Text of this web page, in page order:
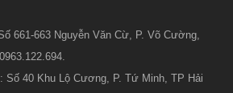
661-663 Nguyễn Văn Cừ, P. Võ Cường,
Số 40 Khu Lộ Cương, P. Tứ Minh, TP Hải